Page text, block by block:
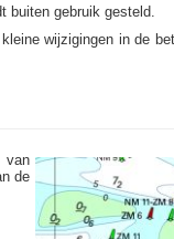
buiten gebruik gesteld.
wijzigingen in de
van
de